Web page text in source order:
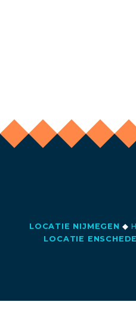
LOCATIE NIJMEGEN ◆
LOCATIE ENSCHEDE